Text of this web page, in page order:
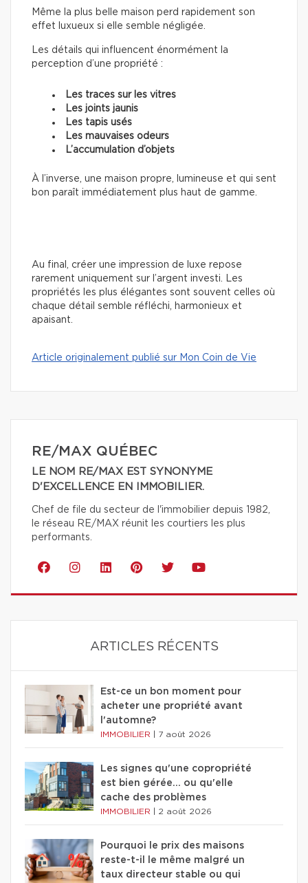
Même la plus belle maison perd rapidement son
effet luxueux si elle semble négligée.
Les détails qui influencent énormément la
perception d’une propriété :
Les traces sur les vitres
Les joints jaunis
Les tapis usés
Les mauvaises odeurs
L’accumulation d’objets
À l’inverse, une maison propre, lumineuse et qui sent
bon paraît immédiatement plus haut de gamme.
Au final, créer une impression de luxe repose
rarement uniquement sur l’argent investi. Les
propriétés les plus élégantes sont souvent celles où
chaque détail semble réfléchi, harmonieux et
apaisant.
Article originalement publié sur Mon Coin de Vie
RE/MAX QUÉBEC
LE NOM RE/MAX EST SYNONYME
D'EXCELLENCE EN IMMOBILIER.
Chef de file du secteur de l'immobilier depuis 1982,
le réseau RE/MAX réunit les courtiers les plus
performants.
ARTICLES RÉCENTS
Est-ce un bon moment pour
acheter une propriété avant
l'automne?
IMMOBILIER 7 août 2026
Les signes qu'une copropriété
est bien gérée… ou qu'elle
cache des problèmes
IMMOBILIER 2 août 2026
Pourquoi le prix des maisons
reste-t-il le même malgré un
taux directeur stable ou qui